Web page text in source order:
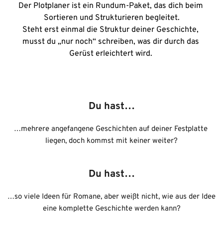
Der Plotplaner ist ein Rundum-Paket, das dich beim
Sortieren und Strukturieren begleitet.
Steht erst einmal die Struktur deiner Geschichte,
musst du „nur noch“ schreiben, was dir durch das
Gerüst erleichtert wird.
Du hast…
…mehrere angefangene Geschichten auf deiner Festplatte
liegen, doch kommst mit keiner weiter?
Du hast…
…so viele Ideen für Romane, aber weißt nicht, wie aus der Idee
eine komplette Geschichte werden kann?